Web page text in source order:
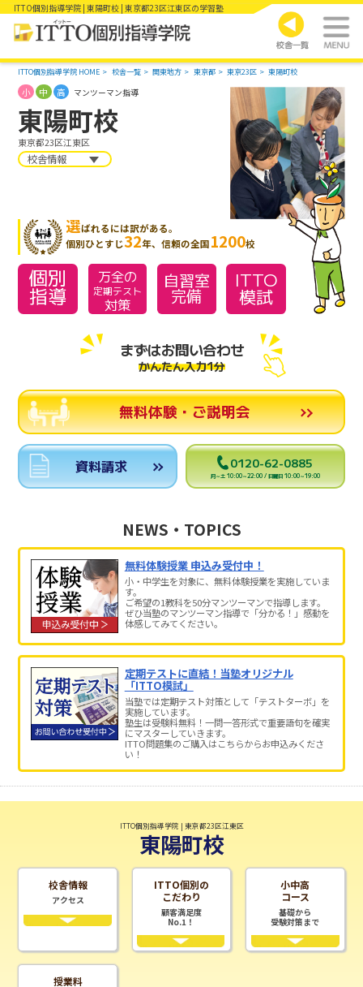
ITTO個別指導学院 | 東陽町校 | 東京都23区江東区の学習塾
ITTO個別指導学院 HOME 校舎一覧 関東地方 東京都 東京23区 東陽町校
東陽町校
東京都23区江東区
小 中 高 マンツーマン指導
校舎情報
選ばれるには訳がある。
個別ひとすじ32年、信頼の全国1200校
個別
指導
万全の
定期テスト
対策
自習室
完備
ITTO
模試
まずはお問い合わせ
かんたん入力1分
無料体験・ご説明会
資料請求 0120-62-0885
月～土 10:00～22:00 / 日曜日 10:00～19:00
NEWS・TOPICS
無料体験授業 申込み受付中！
小・中学生を対象に、無料体験授業を実施していま
す。
ご希望の1教科を50分マンツーマンで指導します。
ぜひ当塾のマンツーマン指導で「分かる！」感動を
体感してみてください。
定期テストに直結！当塾オリジナル
「ITTO模試」
当塾では定期テスト対策として「テストターボ」を
実施しています。
塾生は受験料無料！一問一答形式で重要語句を確実
にマスターしていきます。
ITTO問題集のご購入はこちらからお申込みくださ
い！
ITTO個別指導学院 | 東京都23区江東区
東陽町校
校舎情報
アクセス
ITTO個別の
こだわり
顧客満足度
No.1！
小中高
コース
基礎から
受験対策まで
授業料